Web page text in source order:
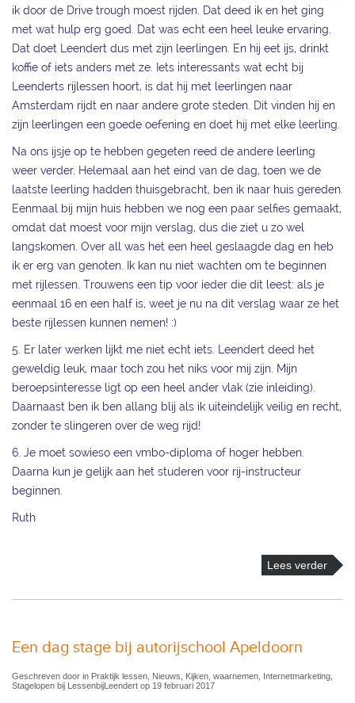
ik door de Drive trough moest rijden. Dat deed ik en het ging
met wat hulp erg goed. Dat was echt een heel leuke ervaring.
Dat doet Leendert dus met zijn leerlingen. En hij eet ijs, drinkt
koffie of iets anders met ze. Iets interessants wat echt bij
Leenderts rijlessen hoort, is dat hij met leerlingen naar
Amsterdam rijdt en naar andere grote steden. Dit vinden hij en
zijn leerlingen een goede oefening en doet hij met elke leerling.
Na ons ijsje op te hebben gegeten reed de andere leerling
weer verder. Helemaal aan het eind van de dag, toen we de
laatste leerling hadden thuisgebracht, ben ik naar huis gereden.
Eenmaal bij mijn huis hebben we nog een paar selfies gemaakt,
omdat dat moest voor mijn verslag, dus die ziet u zo wel
langskomen. Over all was het een heel geslaagde dag en heb
ik er erg van genoten. Ik kan nu niet wachten om te beginnen
met rijlessen. Trouwens een tip voor ieder die dit leest: als je
eenmaal 16 en een half is, weet je nu na dit verslag waar ze het
beste rijlessen kunnen nemen! :)
5. Er later werken lijkt me niet echt iets. Leendert deed het
geweldig leuk, maar toch zou het niks voor mij zijn. Mijn
beroepsinteresse ligt op een heel ander vlak (zie inleiding).
Daarnaast ben ik ben allang blij als ik uiteindelijk veilig en recht,
zonder te slingeren over de weg rijd!
6. Je moet sowieso een vmbo-diploma of hoger hebben.
Daarna kun je gelijk aan het studeren voor rij-instructeur
beginnen.
Ruth
Lees verder
Een dag stage bij autorijschool Apeldoorn
Geschreven door in Praktijk lessen, Nieuws, Kijken, waarnemen, Internetmarketing,
Stagelopen bij LessenbijLeendert op 19 februari 2017